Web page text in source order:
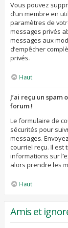
Vous pouvez
d’un membre en
paramètres de
messages privés
messages aux
d’empêcher
privés.
Haut
J’ai reçu un
forum !
Le formulaire de
sécurités pour
messages.
courriel reçu. Il est
informations sur
alors prendre les
Haut
Amis et